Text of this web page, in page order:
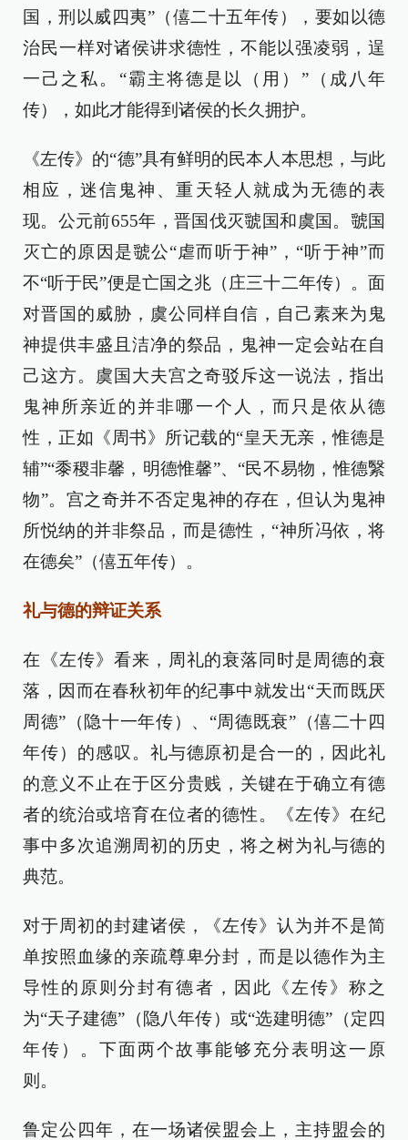
国，刑以威四夷”（僖二十五年传），要如以德
治民一样对诸侯讲求德性，不能以强凌弱，逞
一己之私。“霸主将德是以（用）”（成八年
传），如此才能得到诸侯的长久拥护。
《左传》的“德”具有鲜明的民本人本思想，与此
相应，迷信鬼神、重天轻人就成为无德的表
现。公元前655年，晋国伐灭虢国和虞国。虢国
灭亡的原因是虢公“虐而听于神”，“听于神”而
不“听于民”便是亡国之兆（庄三十二年传）。面
对晋国的威胁，虞公同样自信，自己素来为鬼
神提供丰盛且洁净的祭品，鬼神一定会站在自
己这方。虞国大夫宫之奇驳斥这一说法，指出
鬼神所亲近的并非哪一个人，而只是依从德
性，正如《周书》所记载的“皇天无亲，惟德是
辅”“黍稷非馨，明德惟馨”、“民不易物，惟德繄
物”。宫之奇并不否定鬼神的存在，但认为鬼神
所悦纳的并非祭品，而是德性，“神所冯依，将
在德矣”（僖五年传）。
礼与德的辩证关系
在《左传》看来，周礼的衰落同时是周德的衰
落，因而在春秋初年的纪事中就发出“天而既厌
周德”（隐十一年传）、“周德既衰”（僖二十四
年传）的感叹。礼与德原初是合一的，因此礼
的意义不止在于区分贵贱，关键在于确立有德
者的统治或培育在位者的德性。《左传》在纪
事中多次追溯周初的历史，将之树为礼与德的
典范。
对于周初的封建诸侯，《左传》认为并不是简
单按照血缘的亲疏尊卑分封，而是以德作为主
导性的原则分封有德者，因此《左传》称之
为“天子建德”（隐八年传）或“选建明德”（定四
年传）。下面两个故事能够充分表明这一原
则。
鲁定公四年，在一场诸侯盟会上，主持盟会的